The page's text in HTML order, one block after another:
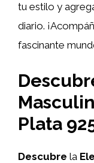
tu estilo y
diario.
fascinante
Plata
Descubre la